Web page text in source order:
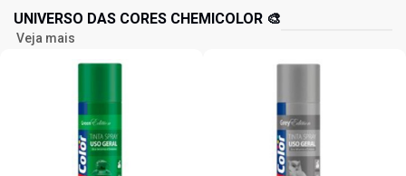
UNIVERSO DAS CORES CHEMICOLOR 🎨
Veja mais